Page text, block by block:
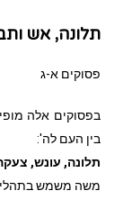
תלונה, אש
פסוקים א-ג
בפסוקים אלה
בין העם לה':
תלונה, עונש,
משה משמש